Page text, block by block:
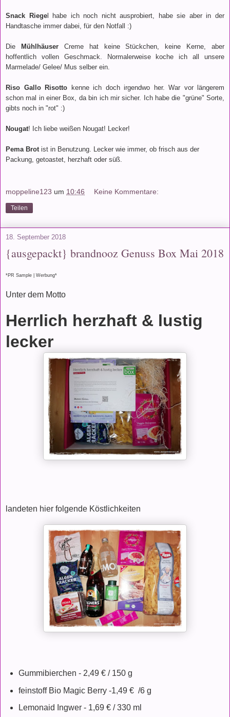
Snack Riegel habe ich noch nicht ausprobiert, habe sie aber in der
Handtasche immer dabei, für den Notfall :)
Die Mühlhäuser Creme hat keine Stückchen, keine Kerne, aber
hoffentlich vollen Geschmack. Normalerweise koche ich all unsere
Marmelade/ Gelee/ Mus selber ein.
Riso Gallo Risotto kenne ich doch irgendwo her. War vor längerem
schon mal in einer Box, da bin ich mir sicher. Ich habe die "grüne" Sorte,
gibts noch in "rot" :)
Nougat! Ich liebe weißen Nougat! Lecker!
Pema Brot ist in Benutzung. Lecker wie immer, ob frisch aus der
Packung, getoastet, herzhaft oder süß.
moppeline123 um 10:46 Keine Kommentare:
Teilen
18. September 2018
{ausgepackt} brandnooz Genuss Box Mai 2018
*PR Sample | Werbung*
Unter dem Motto
Herrlich herzhaft & lustig
lecker
landeten hier folgende Köstlichkeiten
Gummibierchen - 2,49 € / 150 g
feinstoff Bio Magic Berry -1,49 € /6 g
Lemonaid Ingwer - 1,69 € / 330 ml